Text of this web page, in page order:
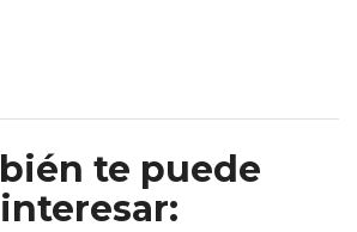
te puede
interesar: